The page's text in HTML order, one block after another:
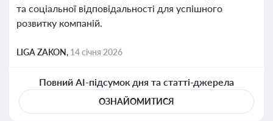
та соціальної відповідальності для успішного
розвитку компаній.
LIGA ZAKON, 14 січня 2026
Повний AI-підсумок дня та статті-джерела
ОЗНАЙОМИТИСЯ